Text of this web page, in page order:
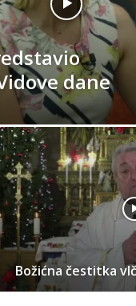
dane
Božićna čestitka